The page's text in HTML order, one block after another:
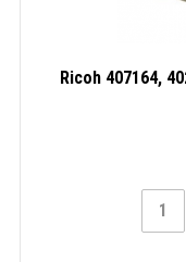
Ricoh 407164,